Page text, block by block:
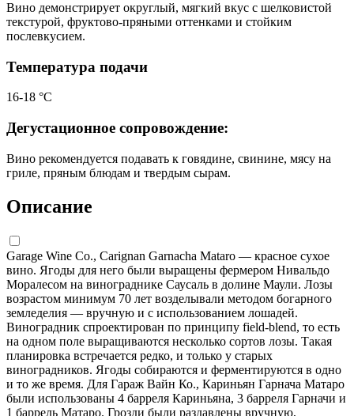
Вино демонстрирует округлый, мягкий вкус с шелковистой
текстурой, фруктово-пряными оттенками и стойким
послевкусием.
Температура подачи
16-18 °С
Дегустационное сопровождение:
Вино рекомендуется подавать к говядине, свинине, мясу на
гриле, пряным блюдам и твердым сырам.
Описание
Garage Wine Co., Carignan Garnacha Mataro — красное сухое
вино. Ягоды для него были выращены фермером Нивальдо
Моралесом на винограднике Саусаль в долине Маули. Лозы
возрастом минимум 70 лет возделывали методом богарного
земледелия — вручную и с использованием лошадей.
Виноградник спроектирован по принципу field-blend, то есть
на одном поле выращиваются несколько сортов лозы. Такая
планировка встречается редко, и только у старых
виноградников. Ягоды собираются и ферментируются в одно
и то же время. Для Гараж Вайн Ко., Кариньян Гарнача Матаро
были использованы 4 барреля Кариньяна, 3 барреля Гарначи и
1 баррель Матаро. Грозди были раздавлены вручную,